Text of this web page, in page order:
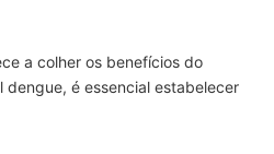
a colher os benefícios do
dengue, é essencial estabelecer